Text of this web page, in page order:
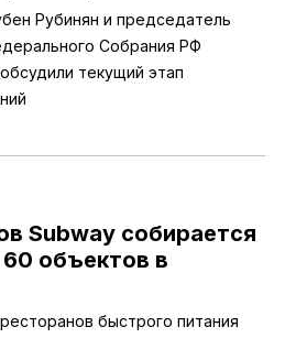
Рубинян и председатель
Собрания РФ
текущий этап
Subway собирается
объектов в
быстрого питания